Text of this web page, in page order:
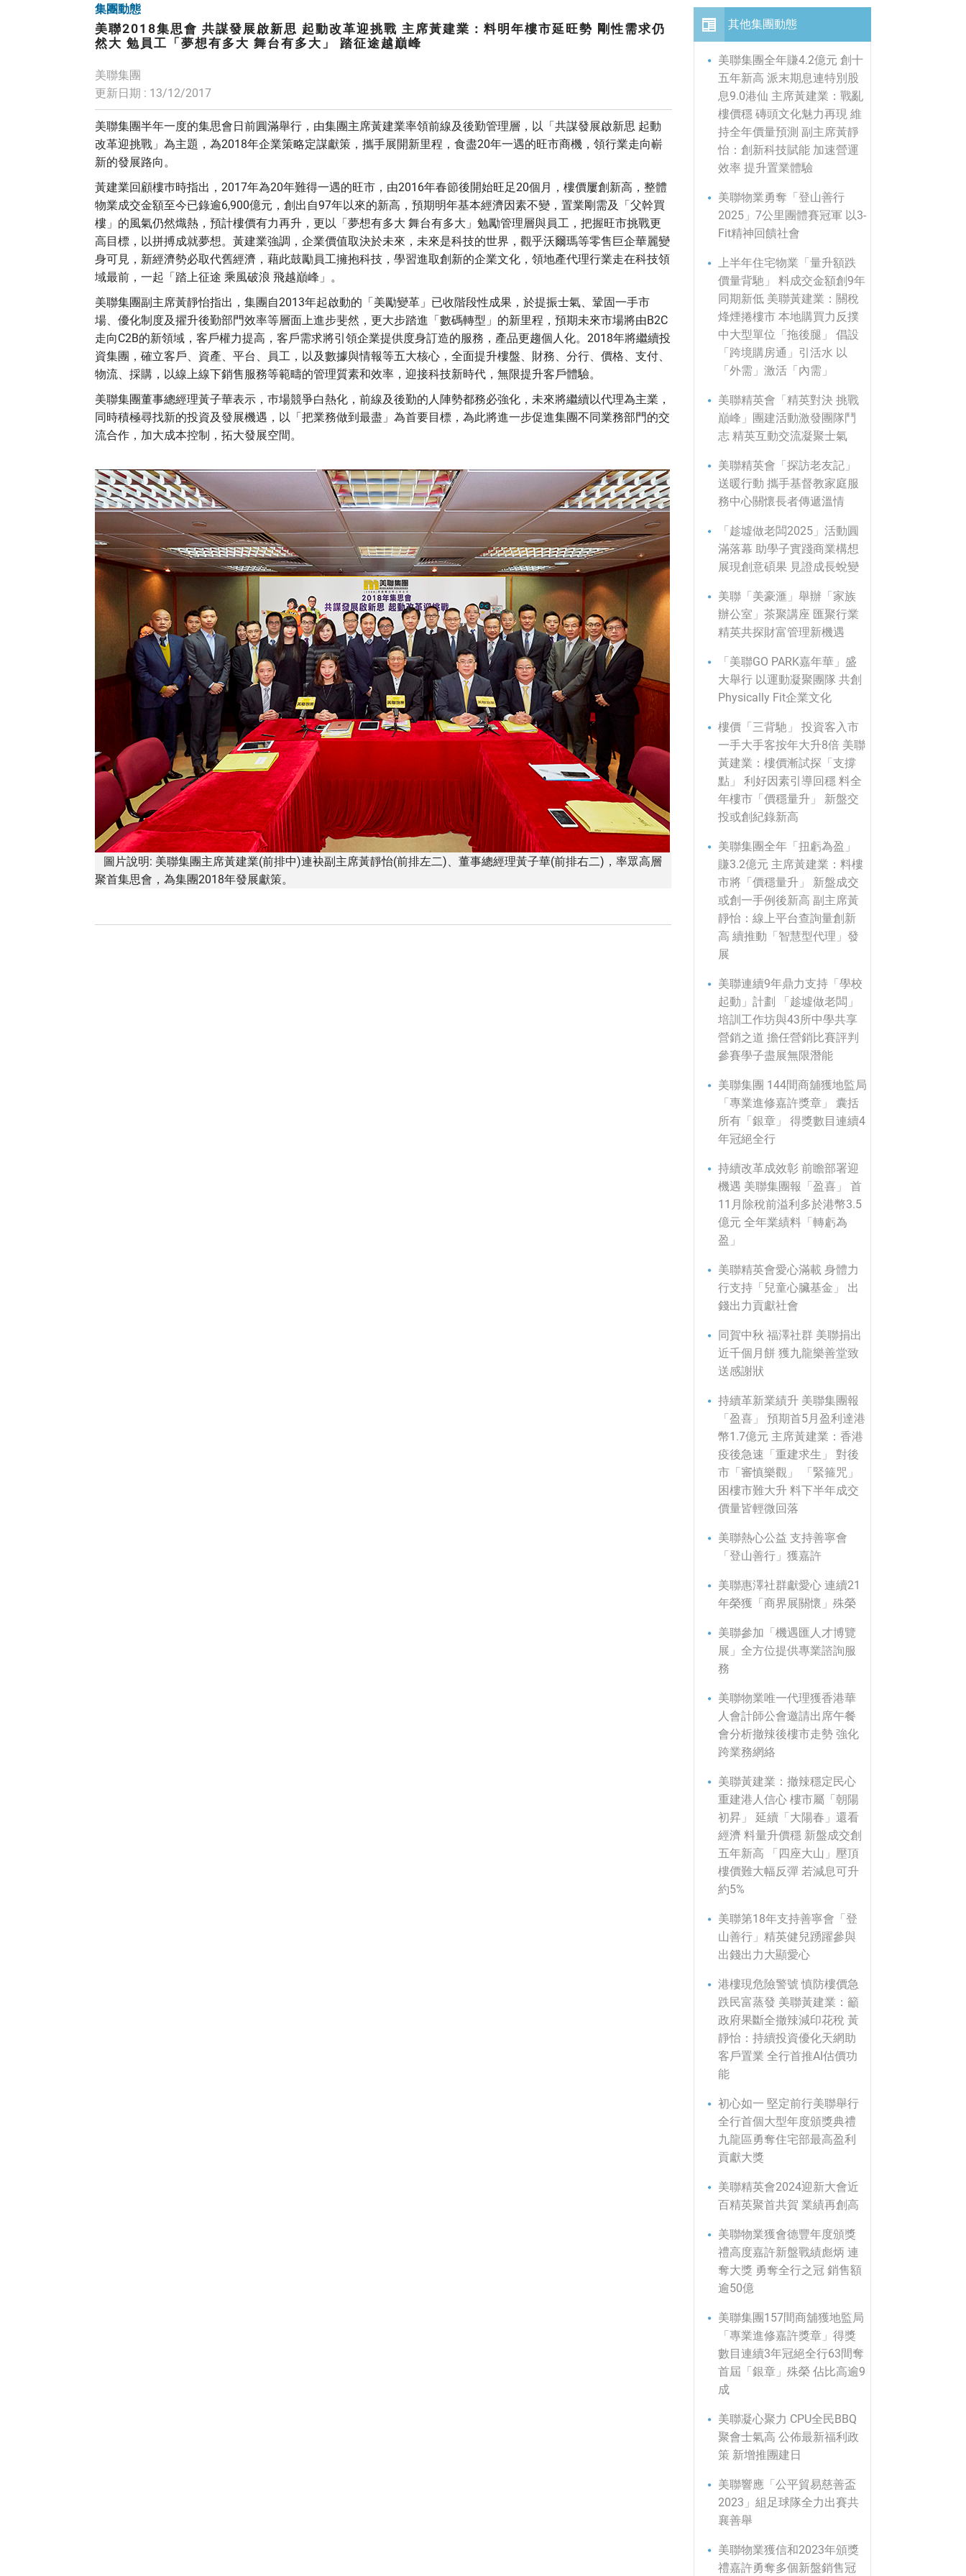
集團動態
美聯2018集思會 共謀發展啟新思 起動改革迎挑戰 主席黃建業：料明年樓市延旺勢 剛性需求仍
然大 勉員工「夢想有多大 舞台有多大」 踏征途越巔峰
美聯集團
更新日期 : 13/12/2017
美聯集團半年一度的集思會日前圓滿舉行，由集團主席黃建業率領前線及後勤管理層，以「共謀發展啟新思 起動
改革迎挑戰」為主題，為2018年企業策略定謀獻策，攜手展開新里程，食盡20年一遇的旺市商機，領行業走向嶄
新的發展路向。
黃建業回顧樓巿時指出，2017年為20年難得一遇的旺市，由2016年春節後開始旺足20個月，樓價屢創新高，整體
物業成交金額至今已錄逾6,900億元，創出自97年以來的新高，預期明年基本經濟因素不變，置業剛需及「父幹買
樓」的風氣仍然熾熱，預計樓價有力再升，更以「夢想有多大 舞台有多大」勉勵管理層與員工，把握旺市挑戰更
高目標，以拼搏成就夢想。黃建業強調，企業價值取決於未來，未來是科技的世界，觀乎沃爾瑪等零售巨企華麗變
身可見，新經濟勢必取代舊經濟，藉此鼓勵員工擁抱科技，學習進取創新的企業文化，領地產代理行業走在科技領
域最前，一起「踏上征途 乘風破浪 飛越巔峰」。
美聯集團副主席黃靜怡指出，集團自2013年起啟動的「美勵變革」已收階段性成果，於提振士氣、鞏固一手市
場、優化制度及擢升後勤部門效率等層面上進步斐然，更大步踏進「數碼轉型」的新里程，預期未來市場將由B2C
走向C2B的新領域，客戶權力提高，客戶需求將引領企業提供度身訂造的服務，產品更趨個人化。2018年將繼續投
資集團，確立客戶、資產、平台、員工，以及數據與情報等五大核心，全面提升樓盤、財務、分行、價格、支付、
物流、採購，以線上線下銷售服務等範疇的管理質素和效率，迎接科技新時代，無限提升客戶體驗。
美聯集團董事總經理黃子華表示，巿場競爭白熱化，前線及後勤的人陣勢都務必強化，未來將繼續以代理為主業，
同時積極尋找新的投資及發展機遇，以「把業務做到最盡」為首要目標，為此將進一步促進集團不同業務部門的交
流合作，加大成本控制，拓大發展空間。
圖片說明: 美聯集團主席黃建業(前排中)連袂副主席黃靜怡(前排左二)、董事總經理黃子華(前排右二)，率眾高層
聚首集思會，為集團2018年發展獻策。
其他集團動態
美聯集團全年賺4.2億元 創十
五年新高 派末期息連特別股
息9.0港仙 主席黃建業：戰亂
樓價穩 磚頭文化魅力再現 維
持全年價量預測 副主席黃靜
怡：創新科技賦能 加速營運
效率 提升置業體驗
美聯物業勇奪「登山善行
2025」7公里團體賽冠軍 以3-
Fit精神回饋社會
上半年住宅物業「量升額跌
價量背馳」 料成交金額創9年
同期新低 美聯黃建業：關稅
烽煙捲樓市 本地購買力反撲
中大型單位「拖後腿」 倡設
「跨境購房通」引活水 以
「外需」激活「內需」
美聯精英會「精英對決 挑戰
巔峰」團建活動激發團隊鬥
志 精英互動交流凝聚士氣
美聯精英會「探訪老友記」
送暖行動 攜手基督教家庭服
務中心關懷長者傳遞溫情
「趁墟做老闆2025」活動圓
滿落幕 助學子實踐商業構想
展現創意碩果 見證成長蛻變
美聯「美豪滙」舉辦「家族
辦公室」茶聚講座 匯聚行業
精英共探財富管理新機遇
「美聯GO PARK嘉年華」盛
大舉行 以運動凝聚團隊 共創
Physically Fit企業文化
樓價「三背馳」 投資客入市
一手大手客按年大升8倍 美聯
黃建業：樓價漸試探「支撐
點」 利好因素引導回穩 料全
年樓市「價穩量升」 新盤交
投或創紀錄新高
美聯集團全年「扭虧為盈」
賺3.2億元 主席黃建業：料樓
市將「價穩量升」 新盤成交
或創一手例後新高 副主席黃
靜怡：線上平台查詢量創新
高 續推動「智慧型代理」發
展
美聯連續9年鼎力支持「學校
起動」計劃 「趁墟做老闆」
培訓工作坊與43所中學共享
營銷之道 擔任營銷比賽評判
參賽學子盡展無限潛能
美聯集團 144間商舖獲地監局
「專業進修嘉許獎章」 囊括
所有「銀章」 得獎數目連續4
年冠絕全行
持續改革成效彰 前瞻部署迎
機遇 美聯集團報「盈喜」 首
11月除稅前溢利多於港幣3.5
億元 全年業績料「轉虧為
盈」
美聯精英會愛心滿載 身體力
行支持「兒童心臟基金」 出
錢出力貢獻社會
同賀中秋 福澤社群 美聯捐出
近千個月餅 獲九龍樂善堂致
送感謝狀
持續革新業績升 美聯集團報
「盈喜」 預期首5月盈利達港
幣1.7億元 主席黃建業：香港
疫後急速「重建求生」 對後
市「審慎樂觀」 「緊箍咒」
困樓市難大升 料下半年成交
價量皆輕微回落
美聯熱心公益 支持善寧會
「登山善行」獲嘉許
美聯惠澤社群獻愛心 連續21
年榮獲「商界展關懷」殊榮
美聯參加「機遇匯人才博覽
展」全方位提供專業諮詢服
務
美聯物業唯一代理獲香港華
人會計師公會邀請出席午餐
會分析撤辣後樓市走勢 強化
跨業務網絡
美聯黃建業：撤辣穩定民心
重建港人信心 樓市屬「朝陽
初昇」 延續「大陽春」還看
經濟 料量升價穩 新盤成交創
五年新高 「四座大山」壓頂
樓價難大幅反彈 若減息可升
約5%
美聯第18年支持善寧會「登
山善行」精英健兒踴躍參與
出錢出力大顯愛心
港樓現危險警號 慎防樓價急
跌民富蒸發 美聯黃建業：籲
政府果斷全撤辣減印花稅 黃
靜怡：持續投資優化天網助
客戶置業 全行首推AI估價功
能
初心如一 堅定前行美聯舉行
全行首個大型年度頒獎典禮
九龍區勇奪住宅部最高盈利
貢獻大獎
美聯精英會2024迎新大會近
百精英聚首共賀 業績再創高
美聯物業獲會德豐年度頒獎
禮高度嘉許新盤戰績彪炳 連
奪大獎 勇奪全行之冠 銷售額
逾50億
美聯集團157間商舖獲地監局
「專業進修嘉許獎章」得獎
數目連續3年冠絕全行63間奪
首屆「銀章」殊榮 佔比高逾9
成
美聯凝心聚力 CPU全民BBQ
聚會士氣高 公佈最新福利政
策 新增推團建日
美聯響應「公平貿易慈善盃
2023」組足球隊全力出賽共
襄善舉
美聯物業獲信和2023年頒獎
禮嘉許勇奪多個新盤銷售冠